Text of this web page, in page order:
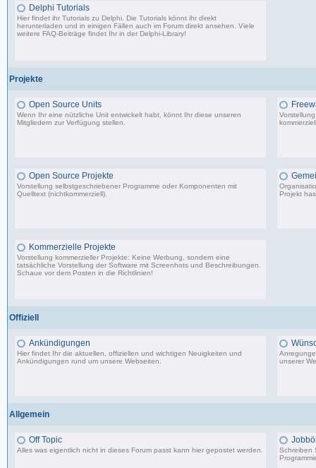
Delphi Tutorials
Hier findet ihr Tutorials zu Delphi. Die Tutorials könnt ihr direkt
herunterladen und in einigen Fällen auch im Forum direkt ansehen. Viele
weitere FAQ-Beiträge findet Ihr in der Delphi-Library!
Projekte
Open Source Units
Wenn Ihr eine nützliche Unit entwickelt habt, könnt Ihr diese unseren
Mitgliedern zur Verfügung stellen.
Open Source Projekte
Vorstellung selbstgeschriebener Programme oder Komponenten mit
Quelltext (nichtkommerziell).
Projekt
Kommerzielle Projekte
Vorstellung kommerzieller Projekte: Keine Werbung, sondern eine
tatsächliche Vorstellung der Software mit Screenhots und Beschreibungen.
Schaue vor dem Posten in die Richtlinien!
Offiziell
Ankündigungen
Hier findet Ihr die aktuellen, offiziellen und wichtigen Neuigkeiten und
Ankündigungen rund um unsere Webseiten.
unserer
Allgemein
Off Topic
Alles was eigentlich nicht in dieses Forum passt kann hier gepostet werden.
Schreiben